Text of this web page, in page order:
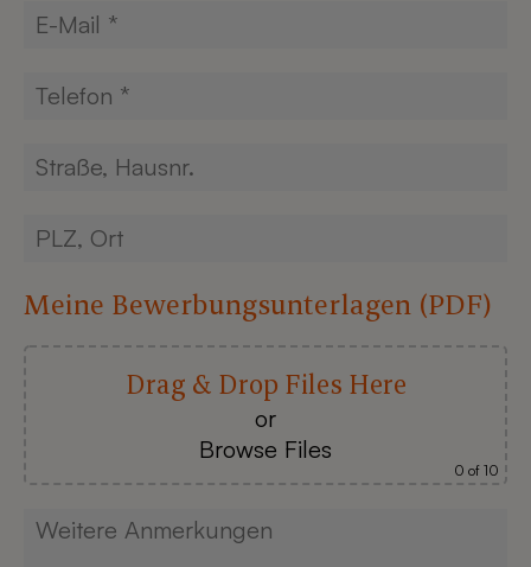
Meine Bewerbungsunterlagen (PDF)
Drag & Drop Files Here
or
Browse Files
0 of 10